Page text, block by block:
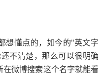
想懂点的，如今的"英文字
不清楚，那么可以很明确
微博搜索这个名字就能看